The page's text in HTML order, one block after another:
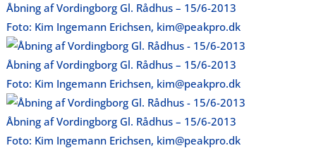
Åbning af Vordingborg Gl. Rådhus – 15/6-2013
Foto: Kim Ingemann Erichsen, kim@peakpro.dk
Åbning af Vordingborg Gl. Rådhus – 15/6-2013
Foto: Kim Ingemann Erichsen, kim@peakpro.dk
Åbning af Vordingborg Gl. Rådhus – 15/6-2013
Foto: Kim Ingemann Erichsen, kim@peakpro.dk